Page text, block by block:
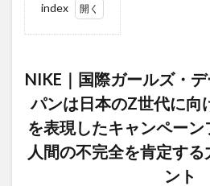
index
1
際ガ
ール
ズ・
デー
に、
ナイ
NIKE｜国際ガールズ・
パンは日本のZ世代に向
を表現したキャンペーン
人間の不完全を肯定す
ント